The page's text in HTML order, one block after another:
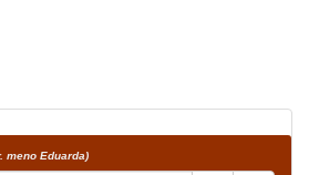
meno Eduarda)